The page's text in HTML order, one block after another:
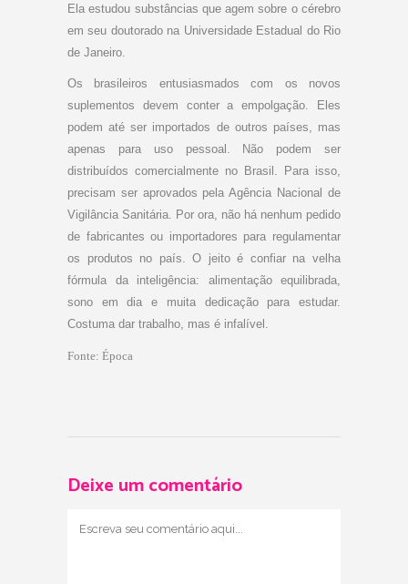
Ela estudou substâncias que agem sobre o cérebro
em seu doutorado na Universidade Estadual do Rio
de Janeiro.
Os brasileiros entusiasmados com os novos
suplementos devem conter a empolgação. Eles
podem até ser importados de outros países, mas
apenas para uso pessoal. Não podem ser
distribuídos comercialmente no Brasil. Para isso,
precisam ser aprovados pela Agência Nacional de
Vigilância Sanitária. Por ora, não há nenhum pedido
de fabricantes ou importadores para regulamentar
os produtos no país. O jeito é confiar na velha
fórmula da inteligência: alimentação equilibrada,
sono em dia e muita dedicação para estudar.
Costuma dar trabalho, mas é infalível.
Fonte: Época
Deixe um comentário